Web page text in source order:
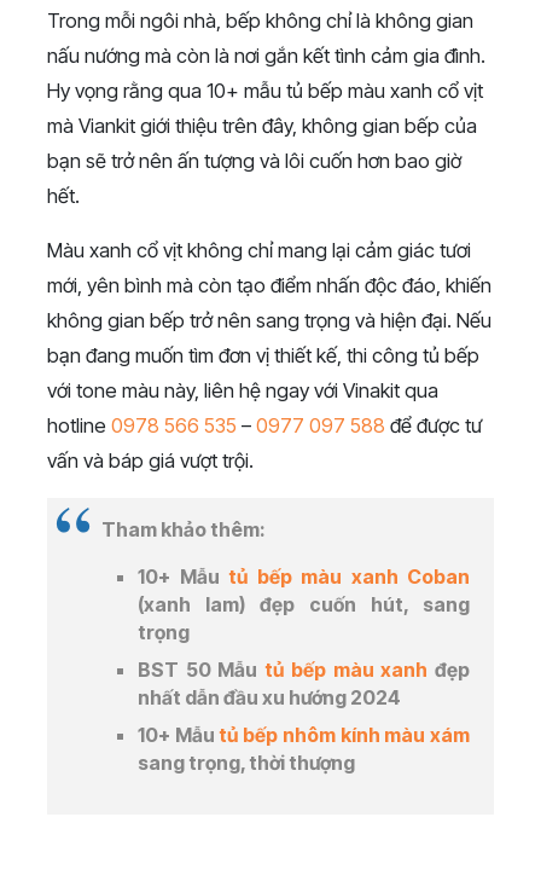
Trong mỗi ngôi nhà, bếp không chỉ là không gian
nấu nướng mà còn là nơi gắn kết tình cảm gia đình.
Hy vọng rằng qua 10+ mẫu tủ bếp màu xanh cổ vịt
mà Viankit giới thiệu trên đây, không gian bếp của
bạn sẽ trở nên ấn tượng và lôi cuốn hơn bao giờ
hết.
Màu xanh cổ vịt không chỉ mang lại cảm giác tươi
mới, yên bình mà còn tạo điểm nhấn độc đáo, khiến
không gian bếp trở nên sang trọng và hiện đại. Nếu
bạn đang muốn tìm đơn vị thiết kế, thi công tủ bếp
với tone màu này, liên hệ ngay với Vinakit qua
hotline 0978 566 535 – 0977 097 588 để được tư
vấn và báp giá vượt trội.
Tham khảo thêm:
10+ Mẫu tủ bếp màu xanh Coban
(xanh lam) đẹp cuốn hút, sang
trọng
BST 50 Mẫutủ bếp màu xanh đẹp
nhất dẫn đầu xu hướng 2024
10+ Mẫutủ bếp nhôm kính màu xám
sang trọng, thời thượng